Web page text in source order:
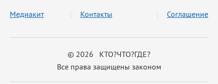
© 2026 КТО?ЧТО?ГДЕ?
Все права защищены законом
Медиакит Контакты Соглашение